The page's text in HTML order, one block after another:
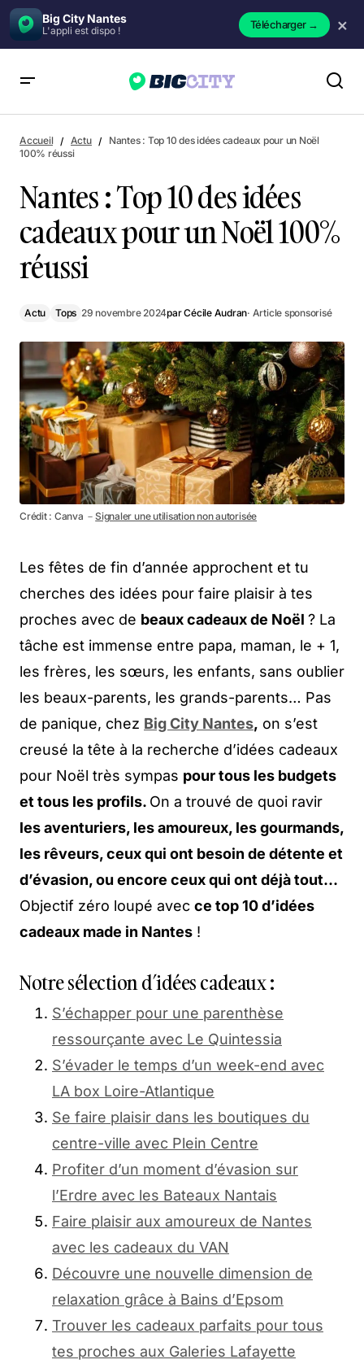
Big City Nantes
L'appli est dispo ! Télécharger→ ×
Accueil Actu
Nantes : Top 10 des idées cadeaux pour un Noël
100% réussi
Nantes : Top 10 des idées
cadeaux pour un Noël 100%
réussi
Actu Tops 29 novembre 2024parCécile Audran· Article sponsorisé
Crédit : Canva －Signaler une utilisation non autorisée
Les fêtes de fin d’année approchent et tu
cherches des idées pour faire plaisir à tes
proches avec de beaux cadeaux de Noël ? La
tâche est immense entre papa, maman, le + 1,
les frères, les sœurs, les enfants, sans oublier
les beaux-parents, les grands-parents… Pas
de panique, chez Big City Nantes, on s’est
creusé la tête à la recherche d’idées cadeaux
pour Noël très sympas pour tous les budgets
et tous les profils. On a trouvé de quoi ravir
les aventuriers, les amoureux, les gourmands,
les rêveurs, ceux qui ont besoin de détente et
d’évasion, ou encore ceux qui ont déjà tout…
Objectif zéro loupé avec ce top 10 d’idées
cadeaux made in Nantes !
Notre sélection d’idées cadeaux :
S’échapper pour une parenthèse
ressourçante avec Le Quintessia
S’évader le temps d’un week-end avec
LA box Loire-Atlantique
Se faire plaisir dans les boutiques du
centre-ville avec Plein Centre
Profiter d’un moment d’évasion sur
l’Erdre avec les Bateaux Nantais
Faire plaisir aux amoureux de Nantes
avec les cadeaux du VAN
Découvre une nouvelle dimension de
relaxation grâce à Bains d’Epsom
Trouver les cadeaux parfaits pour tous
tes proches aux Galeries Lafayette